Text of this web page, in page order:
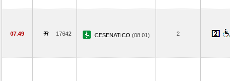
07.49 17642 CESENATICO (08.01) 2